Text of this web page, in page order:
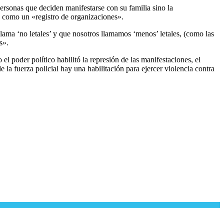
que deciden manifestarse con su familia sino la
un «registro de organizaciones».
‘no letales’ y que nosotros llamamos ‘menos’ letales, (como las
poder político habilitó la represión de las manifestaciones, el
la fuerza policial hay una habilitación para ejercer violencia contra